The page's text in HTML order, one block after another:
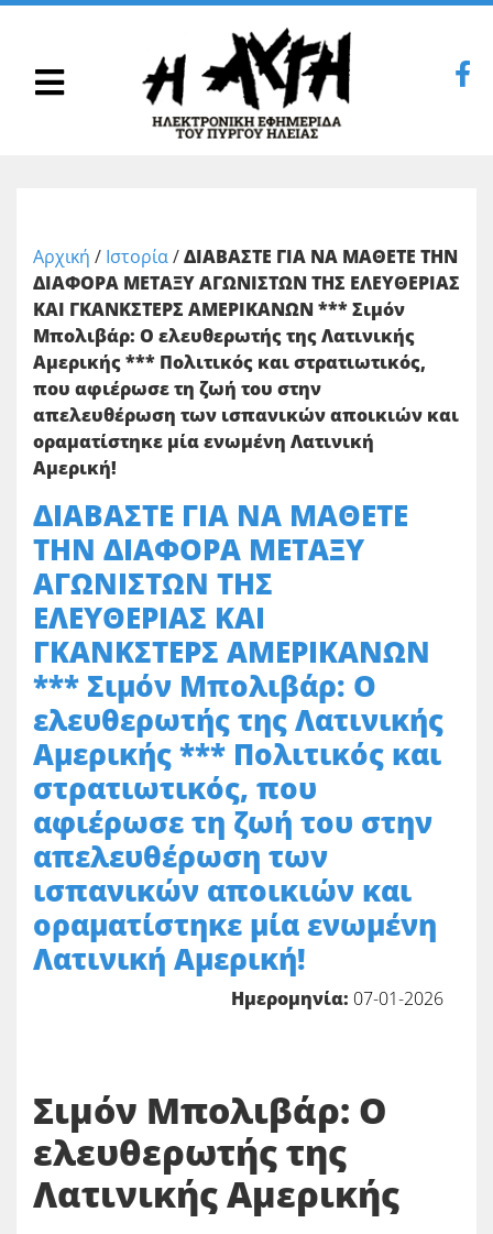
Αρχική / Ιστορία/ΔΙΑΒΑΣΤΕ ΓΙΑ ΝΑ ΜΑΘΕΤΕ ΤΗΝ
ΔΙΑΦΟΡΑ ΜΕΤΑΞΥ ΑΓΩΝΙΣΤΩΝ ΤΗΣ ΕΛΕΥΘΕΡΙΑΣ
ΚΑΙ ΓΚΑΝΚΣΤΕΡΣ ΑΜΕΡΙΚΑΝΩΝ *** Σιμόν
Μπολιβάρ: Ο ελευθερωτής της Λατινικής
Αμερικής *** Πολιτικός και στρατιωτικός,
που αφιέρωσε τη ζωή του στην
απελευθέρωση των ισπανικών αποικιών και
οραματίστηκε μία ενωμένη Λατινική
Αμερική!
ΔΙΑΒΑΣΤΕ ΓΙΑ ΝΑ ΜΑΘΕΤΕ
ΤΗΝ ΔΙΑΦΟΡΑ ΜΕΤΑΞΥ
ΑΓΩΝΙΣΤΩΝ ΤΗΣ
ΕΛΕΥΘΕΡΙΑΣ ΚΑΙ
ΓΚΑΝΚΣΤΕΡΣ ΑΜΕΡΙΚΑΝΩΝ
*** Σιμόν Μπολιβάρ: Ο
ελευθερωτής της Λατινικής
Αμερικής *** Πολιτικός και
στρατιωτικός, που
αφιέρωσε τη ζωή του στην
απελευθέρωση των
ισπανικών αποικιών και
οραματίστηκε μία ενωμένη
Λατινική Αμερική!
Ημερομηνία: 07-01-2026
Σιμόν Μπολιβάρ: Ο
ελευθερωτής της
Λατινικής Αμερικής